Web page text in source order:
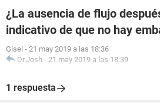
¿La ausencia de flujo
indicativo de que no hay
Gisel - 21 may 2019 a las 18:36
Dr.Josh - 21 may 2019 a las 18:39
1 respuesta